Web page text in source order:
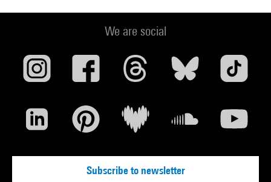
We are social
Subscribe to newsletter